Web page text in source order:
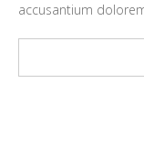
accusantium